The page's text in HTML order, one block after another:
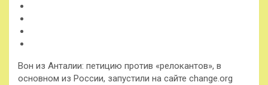
Вон из Анталии: петицию против «релокантов», в
основном из России, запустили на сайте change.org